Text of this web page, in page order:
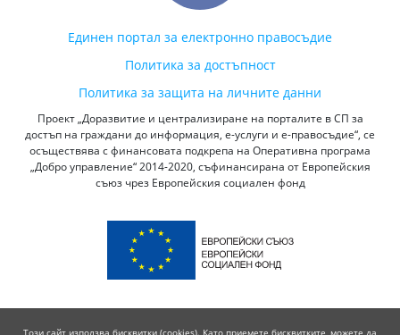
Единен портал за електронно правосъдие
Политика за достъпност
Политика за защита на личните данни
Проект „Доразвитие и централизиране на порталите в СП за
достъп на граждани до информация, е-услуги и е-правосъдие“, се
осъществява с финансовата подкрепа на Оперативна програма
„Добро управление“ 2014-2020, съфинансирана от Европейския
съюз чрез Европейския социален фонд
Този сайт използва бисквитки (cookies). Като приемете бисквитките, можете да